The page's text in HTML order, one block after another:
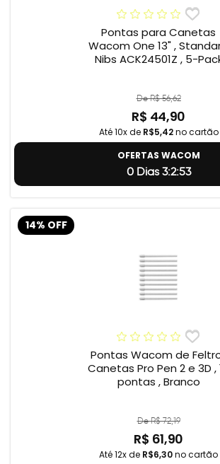
Pontas para Canetas
Wacom One 13" ,
Nibs ACK24501Z , 5-
De R$ 56,62
R$ 44,90
Até 10x de R$5,42no cartão
OFERTAS WACOM
0 Dias 3:2:52
14% OFF
Pontas Wacom de
Canetas Pro Pen 2 e 3D ,
pontas , Branco
De R$ 72,19
R$ 61,90
Até 12x de R$6,30no cartão